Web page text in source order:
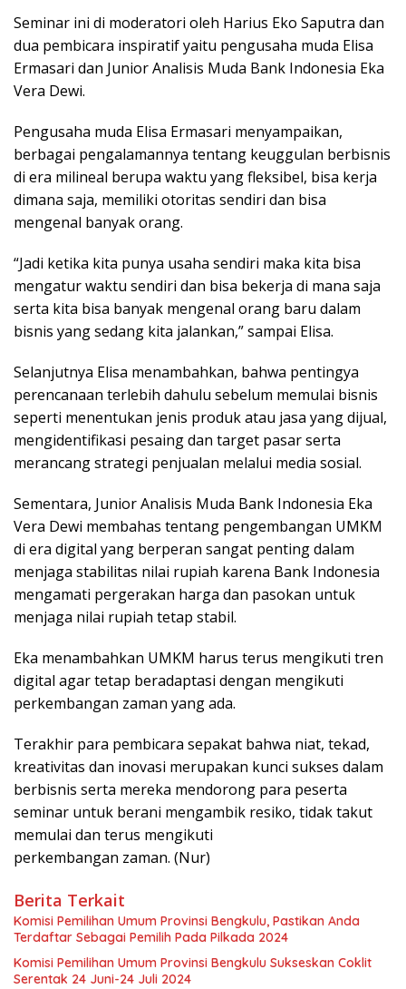
Seminar ini di moderatori oleh Harius Eko Saputra dan
dua pembicara inspiratif yaitu pengusaha muda Elisa
Ermasari dan Junior Analisis Muda Bank Indonesia Eka
Vera Dewi.
Pengusaha muda Elisa Ermasari menyampaikan,
berbagai pengalamannya tentang keuggulan berbisnis
di era milineal berupa waktu yang fleksibel, bisa kerja
dimana saja, memiliki otoritas sendiri dan bisa
mengenal banyak orang.
“Jadi ketika kita punya usaha sendiri maka kita bisa
mengatur waktu sendiri dan bisa bekerja di mana saja
serta kita bisa banyak mengenal orang baru dalam
bisnis yang sedang kita jalankan,” sampai Elisa.
Selanjutnya Elisa menambahkan, bahwa pentingya
perencanaan terlebih dahulu sebelum memulai bisnis
seperti menentukan jenis produk atau jasa yang dijual,
mengidentifikasi pesaing dan target pasar serta
merancang strategi penjualan melalui media sosial.
Sementara, Junior Analisis Muda Bank Indonesia Eka
Vera Dewi membahas tentang pengembangan UMKM
di era digital yang berperan sangat penting dalam
menjaga stabilitas nilai rupiah karena Bank Indonesia
mengamati pergerakan harga dan pasokan untuk
menjaga nilai rupiah tetap stabil.
Eka menambahkan UMKM harus terus mengikuti tren
digital agar tetap beradaptasi dengan mengikuti
perkembangan zaman yang ada.
Terakhir para pembicara sepakat bahwa niat, tekad,
kreativitas dan inovasi merupakan kunci sukses dalam
berbisnis serta mereka mendorong para peserta
seminar untuk berani mengambik resiko, tidak takut
memulai dan terus mengikuti
perkembangan zaman. (Nur)
Berita Terkait
Komisi Pemilihan Umum Provinsi Bengkulu, Pastikan Anda
Terdaftar Sebagai Pemilih Pada Pilkada 2024
Komisi Pemilihan Umum Provinsi Bengkulu Sukseskan Coklit
Serentak 24 Juni-24 Juli 2024